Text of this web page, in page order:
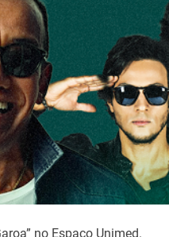
no Espaço Unimed.